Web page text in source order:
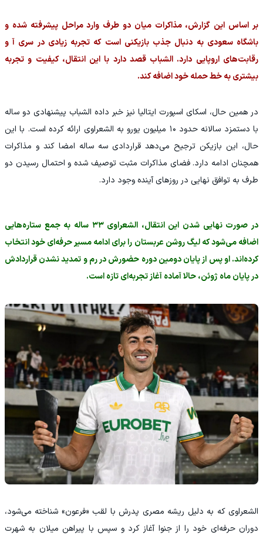
بر اساس این گزارش، مذاکرات میان دو طرف وارد مراحل پیشرفته شده و
باشگاه سعودی به دنبال جذب بازیکنی است که تجربه زیادی در سری آ و
رقابت‌های اروپایی دارد. الشباب قصد دارد با این انتقال، کیفیت و تجربه
بیشتری به خط حمله خود اضافه کند.
در همین حال، اسکای اسپورت ایتالیا نیز خبر داده الشباب پیشنهادی دو ساله
با دستمزد سالانه حدود ۱۰ میلیون یورو به الشعراوی ارائه کرده است. با این
حال، این بازیکن ترجیح می‌دهد قراردادی سه ساله امضا کند و مذاکرات
همچنان ادامه دارد. فضای مذاکرات مثبت توصیف شده و احتمال رسیدن دو
طرف به توافق نهایی در روزهای آینده وجود دارد.
در صورت نهایی شدن این انتقال، الشعراوی ۳۳ ساله به جمع ستاره‌هایی
اضافه می‌شود که لیگ روشن عربستان را برای ادامه مسیر حرفه‌ای خود انتخاب
کرده‌اند. او پس از پایان دومین دوره حضورش در رم و تمدید نشدن قراردادش
در پایان ماه ژوئن، حالا آماده آغاز تجربه‌ای تازه است.
الشعراوی که به دلیل ریشه مصری پدرش با لقب «فرعون» شناخته می‌شود،
دوران حرفه‌ای خود را از جنوا آغاز کرد و سپس با پیراهن میلان به شهرت